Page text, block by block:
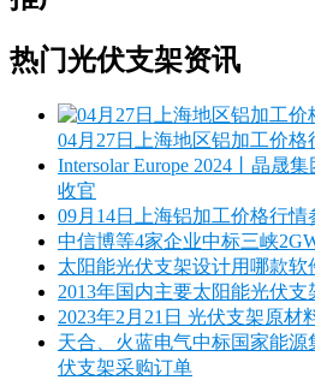
热门光伏支架资讯
04月27日上海地区铝加工价格
Intersolar Europe 2024丨晶晟
收官
09月14日上海铝加工价格行情
中信博等4家企业中标三峡
太阳能光伏支架设计用哪款软
2013年国内主要太阳能光伏
2023年2月21日 光伏支架原材
天合、火蓝电气中标国家能
伏支架采购订单